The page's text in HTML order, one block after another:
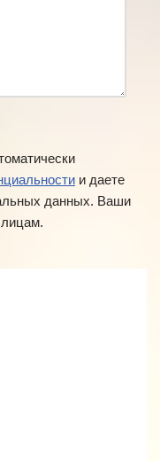
и даете
данных. Ваши